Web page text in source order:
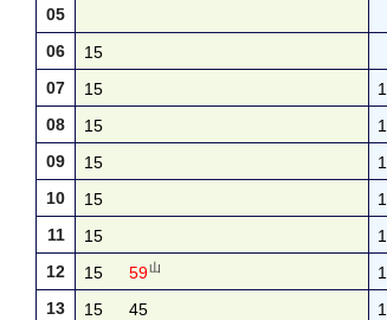
05
06
15
07
15
08
15
09
15
10
15
11
15
12 15 59山
13
15 45